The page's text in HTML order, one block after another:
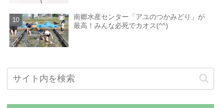
南郷水産センター「アユのつかみどり」が
最高！みんな必死でカオス(^^)